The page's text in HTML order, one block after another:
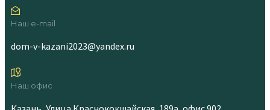
Наш e-mail
dom-v-kazani2023@yandex.ru
Наш офис